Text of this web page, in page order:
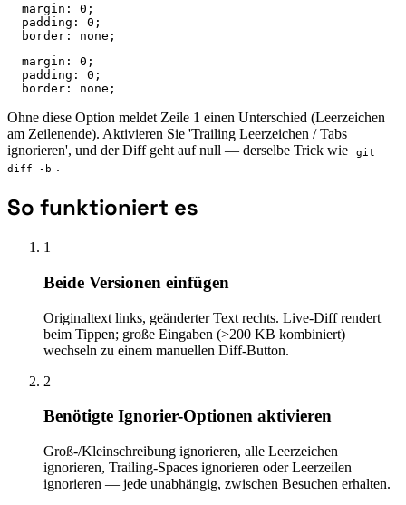
  margin: 0;
  padding: 0;
  border: none;
  margin: 0;
  padding: 0;
  border: none;
Ohne diese Option meldet Zeile 1 einen Unterschied (Leerzeichen
am Zeilenende). Aktivieren Sie 'Trailing Leerzeichen / Tabs
ignorieren', und der Diff geht auf null — derselbe Trick wie
git
diff -b .
So funktioniert es
1
Beide Versionen einfügen
Originaltext links, geänderter Text rechts. Live-Diff rendert
beim Tippen; große Eingaben (>200 KB kombiniert)
wechseln zu einem manuellen Diff-Button.
2
Benötigte Ignorier-Optionen aktivieren
Groß-/Kleinschreibung ignorieren, alle Leerzeichen
ignorieren, Trailing-Spaces ignorieren oder Leerzeilen
ignorieren — jede unabhängig, zwischen Besuchen erhalten.